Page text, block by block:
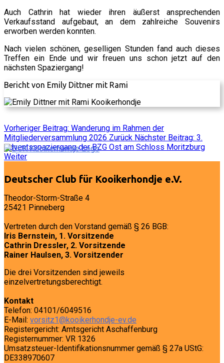
Auch Cathrin hat wieder ihren äußerst ansprechenden
Verkaufsstand aufgebaut, an dem zahlreiche Souvenirs
erworben werden konnten.
Nach vielen schönen, geselligen Stunden fand auch dieses
Treffen ein Ende und wir freuen uns schon jetzt auf den
nächsten Spaziergang!
Bericht von Emily Dittner mit Rami
Vorheriger Beitrag: Wanderung im Rahmen der
Mitgliederversammlung 2026 Zurück Nächster Beitrag: 3.
Adventsspaziergang der BZG Ost am Schloss Moritzburg
Weiter
Deutscher Club für Kooikerhondje e.V.
Theodor-Storm-Straße 4
25421 Pinneberg
Vertreten durch den Vorstand gemäß § 26 BGB:
Iris Bernstein, 1. Vorsitzende
Cathrin Dressler, 2. Vorsitzende
Rainer Haulsen, 3. Vorsitzender
Die drei Vorsitzenden sind jeweils
einzelvertretungsberechtigt.
Kontakt
Telefon: 04101/6049516
E-Mail: vorsitz1@kooikerhondje-ev.de
Registergericht: Amtsgericht Aschaffenburg
Registernummer: VR 1326
Umsatzsteuer-Identifikationsnummer gemäß § 27a UStG:
DE338970607